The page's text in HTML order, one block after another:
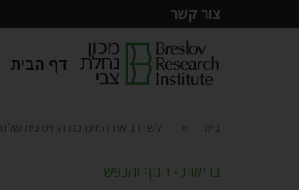
צור קשר
דף הבית
בית לשדרג את המערכת החיסונית שלנו
בריאות - הגוף והנפש